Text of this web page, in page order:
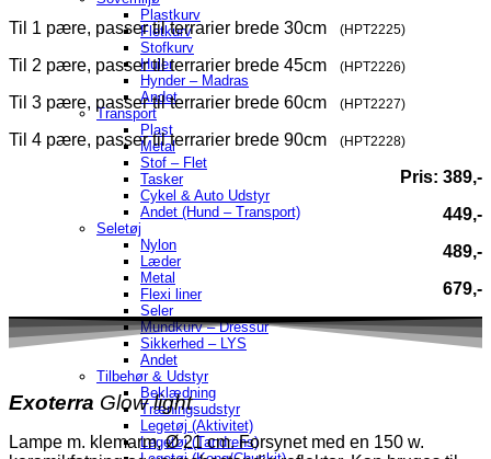
Plastkurv
Fletkurv
Stofkurv
Huler
Hynder – Madras
Andet
Transport
Plast
Metal
Stof – Flet
Tasker
Cykel & Auto Udstyr
Andet (Hund – Transport)
Seletøj
Nylon
Læder
Metal
Flexi liner
Seler
Mundkurv – Dressur
Sikkerhed – LYS
Andet
Tilbehør & Udstyr
Beklædning
Træningsudstyr
Legetøj (Aktivitet)
Legetøj (Tandrens)
Til 1 pære, passer til terrarier brede 30cm (HPT2225)
Til 2 pære, passer til terrarier brede 45cm (HPT2226)
Til 3 pære, passer til terrarier brede 60cm (HPT2227)
Til 4 pære, passer til terrarier brede 90cm (HPT2228)
Pris: 389,-
449,-
489,-
679,-
Exoterra Glow light
Lampe m. klemarm, Ø 21 cm. Forsynet med en 150 w.